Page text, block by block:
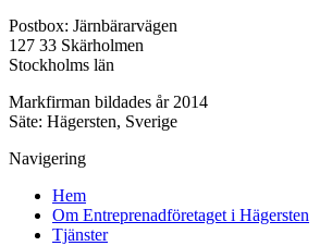
Postbox: Järnbärarvägen
127 33 Skärholmen
Stockholms län
Markfirman bildades år 2014
Säte: Hägersten, Sverige
Navigering
Hem
Om Entreprenadföretaget i Hägersten
Tjänster